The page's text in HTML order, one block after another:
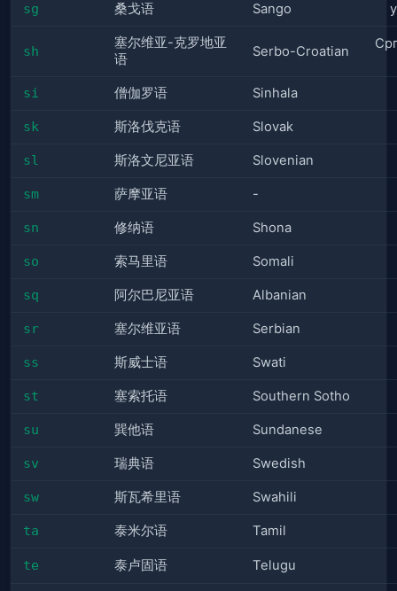
sg 桑戈语 Sango
sh
塞尔维亚-克罗地亚
语
Serbo-Croatian
si 僧伽罗语 Sinhala
sk 斯洛伐克语 Slovak
sl 斯洛文尼亚语 Slovenian
sm 萨摩亚语 -
sn 修纳语 Shona
so 索马里语 Somali
sq 阿尔巴尼亚语 Albanian
sr 塞尔维亚语 Serbian
ss 斯威士语 Swati
st 塞索托语 Southern Sotho
su 巽他语 Sundanese
sv 瑞典语 Swedish
sw 斯瓦希里语 Swahili
ta 泰米尔语 Tamil
te 泰卢固语 Telugu